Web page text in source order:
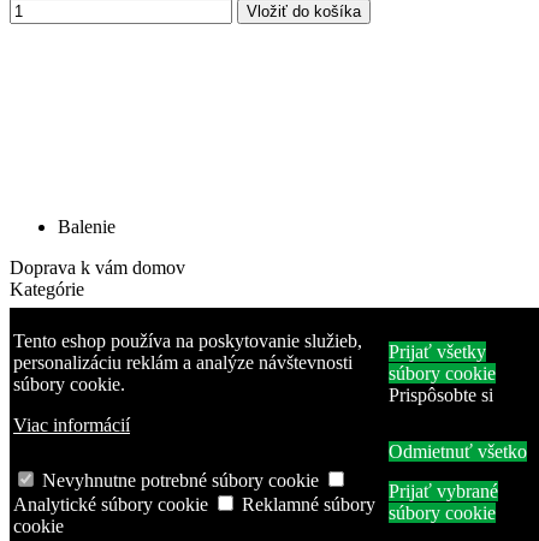
Tento eshop používa na poskytovanie služieb,
personalizáciu reklám a analýze návštevnosti
súbory cookie.
Viac informácií
Prijať všetky
súbory cookie
Prispôsobte si
Odmietnuť všetko
Nevyhnutne potrebné súbory cookie
Analytické súbory cookie
Reklamné súbory
cookie
Prijať vybrané
súbory cookie
Vložiť do košíka
Balenie
Doprava k vám domov
Kategórie
VAILLANT TYFOCOR nemrznúca zmes
etylénglykolu 20 l, zelená
TYFOCOR
VAILLANT TYFOCOR nemrznúca zmes etylénglykolu 20 l, farba
zelená. Teplonosná antikoróznych kvapalina s nízkym bodom
tuhnutia pre tepelné čerpadlá. Bod tuhnutia -30 °C.